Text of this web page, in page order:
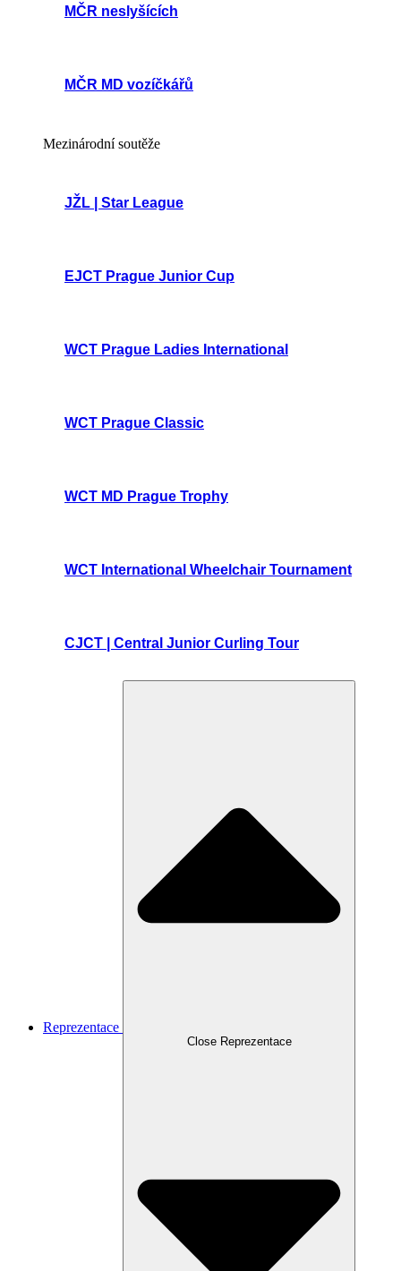
MČR neslyšících
MČR MD vozíčkářů
Mezinárodní soutěže
JŽL | Star League
EJCT Prague Junior Cup
WCT Prague Ladies International
WCT Prague Classic
WCT MD Prague Trophy
WCT International Wheelchair Tournament
CJCT | Central Junior Curling Tour
Reprezentace
Close Reprezentace